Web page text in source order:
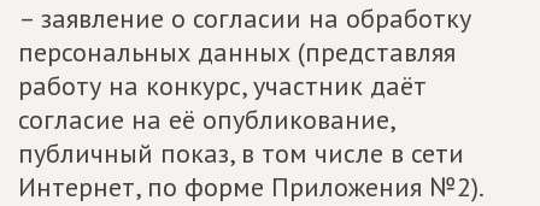
– заявление о согласии на обработку
персональных данных (представляя
работу на конкурс, участник даёт
согласие на её опубликование,
публичный показ, в том числе в сети
Интернет, по форме Приложения №2).